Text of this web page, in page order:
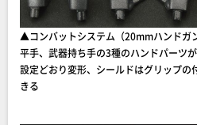
▲コンバットシステム（20mmハンドガ
平手、武器持ち手の3種のハンドパーツ
設定どおり変形、シールドはグリップの
きる